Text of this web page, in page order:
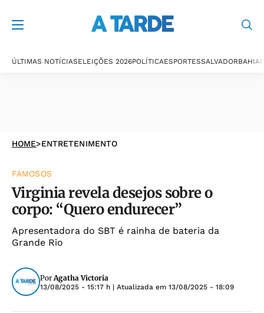
ÚLTIMAS NOTÍCIASELEIÇÕES 2026POLÍTICAESPORTESSALVADORBAHIA
HOME>ENTRETENIMENTO
FAMOSOS
Virginia revela desejos sobre o
corpo: “Quero endurecer”
Apresentadora do SBT é rainha de bateria da
Grande Rio
PorAgatha Victoria
13/08/2025 - 15:17 h | Atualizada em 13/08/2025 - 18:09